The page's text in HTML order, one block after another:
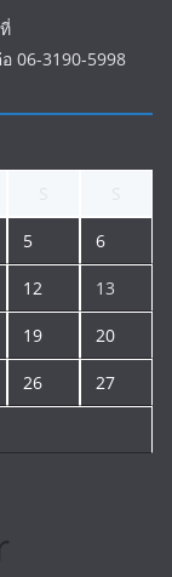
06-3190-5998
5 6
12 13
19 20
26 27